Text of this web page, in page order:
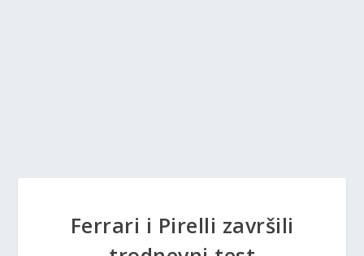
Ferrari i Pirelli završili